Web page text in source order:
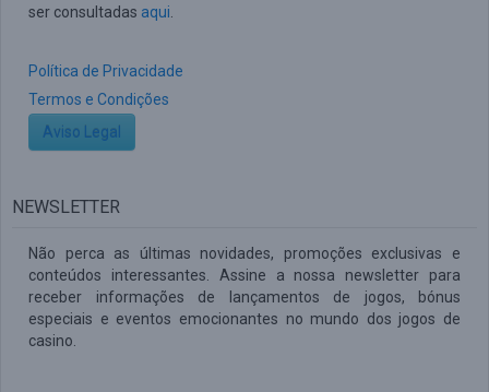
ser consultadas aqui
Política de Privacidade
Termos e Condições
Aviso Legal
NEWSLETTER
Não perca as últimas novidades, promoções exclusivas e
conteúdos interessantes. Assine a nossa newsletter para
receber informações de lançamentos de jogos, bónus
especiais e eventos emocionantes no mundo dos jogos de
casino.